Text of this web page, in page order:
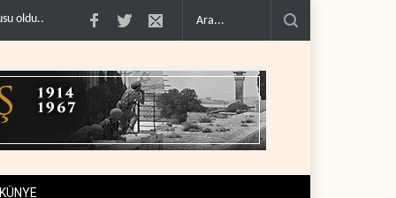
ABD’nin onlarca savaş uçağı da yetmedi: Hürmüz’de .. Necef İmamı'ndan
KÜNYE